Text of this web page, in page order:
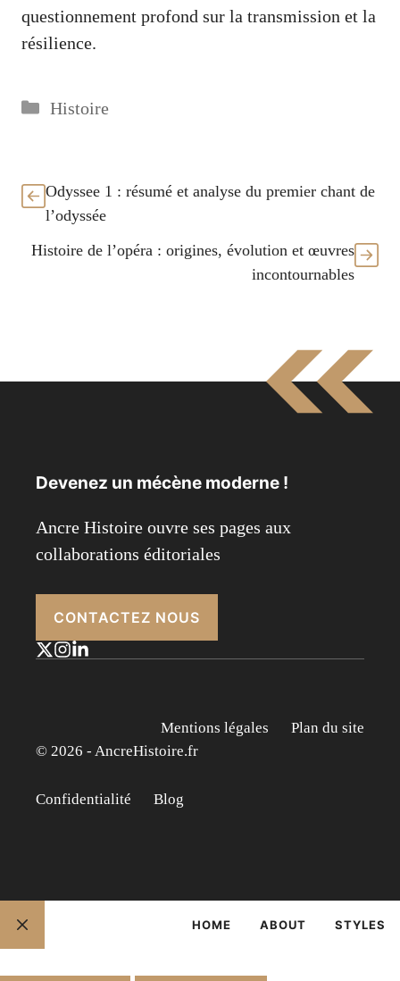
questionnement profond sur la transmission et la
résilience.
Catégories
Histoire
Odyssee 1 : résumé et analyse du premier chant de
l’odyssée
Histoire de l’opéra : origines, évolution et œuvres
incontournables
Devenez un mécène moderne !
Ancre Histoire ouvre ses pages aux
collaborations éditoriales
CONTACTEZ NOUS
Mentions légales
Plan du site
© 2026 - AncreHistoire.fr
Confidentialité Blog
FERMER
HOME ABOUT STYLES